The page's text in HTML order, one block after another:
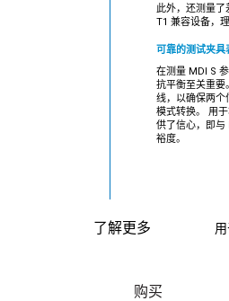
此外，还测量了
T1 兼容设备，
可靠的测试夹具
在测量 MDI S
抗平衡至关重
线，以确保两个
模式转换。 用
供了信心，即与
裕度。
了解更多
购买